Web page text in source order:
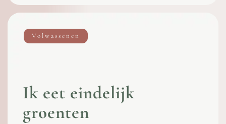
Volwassenen
Ik eet eindelijk
groenten